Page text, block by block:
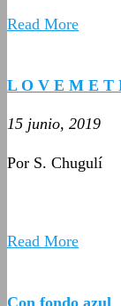
Read More
L O V E M E T
15 junio, 2019
Por S. Chugulí
Read More
Con fondo azul